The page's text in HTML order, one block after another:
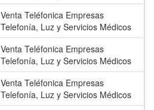
Venta Teléfonica Empresas
Telefonía, Luz y Servicios Médicos
Venta Teléfonica Empresas
Telefonía, Luz y Servicios Médicos
Venta Teléfonica Empresas
Telefonía, Luz y Servicios Médicos